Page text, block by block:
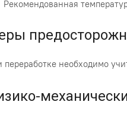
Рекомендованная
переработке необходимо